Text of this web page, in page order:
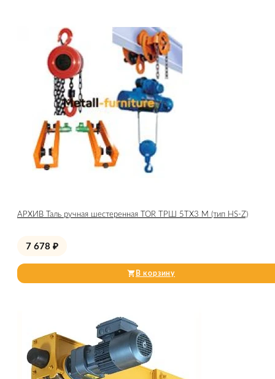
АРХИВ Таль ручная шестеренная TOR ТРШ 5ТХ3 М (тип HS-Z)
7 678 ₽
В корзину